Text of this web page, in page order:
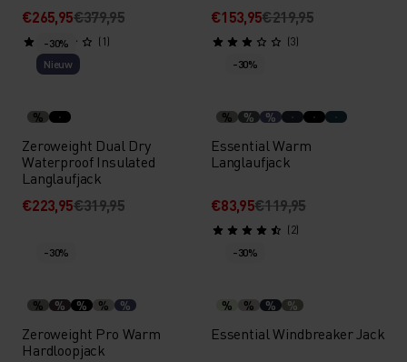
€265,95€379,95
(1)
€153,95€219,95
(3)
-30%
Nieuw
%
Zeroweight Dual Dry
Waterproof Insulated
Langlaufjack
€223,95€319,95
-30%
% % %
Essential Warm
Langlaufjack
€83,95€119,95
(2)
-30%
% % % % %
Zeroweight Pro Warm
Hardloopjack
-30%
% % % %
Essential Windbreaker Jack